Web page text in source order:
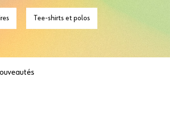
Tee-shirts et polos